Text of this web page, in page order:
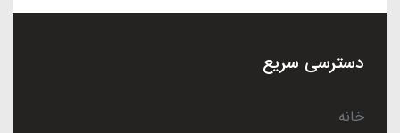
دسترسی سریع
خانه